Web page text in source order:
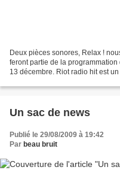
Deux pièces sonores, Relax !
feront partie de la
13 décembre. Riot radio hit est
Un sac de news
Publié le 29/08/2009 à 19:42
Par beau bruit